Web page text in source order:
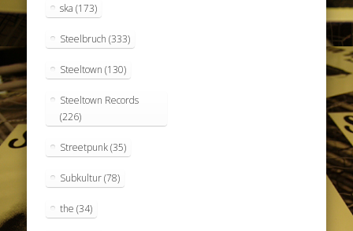
ska (173)
Steelbruch (333)
Steeltown (130)
Steeltown Records
(226)
Streetpunk(35)
Subkultur(78)
the (34)